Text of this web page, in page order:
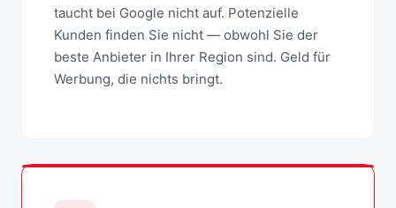
taucht bei Google nicht auf. Potenzielle
Kunden finden Sie nicht — obwohl Sie der
beste Anbieter in Ihrer Region sind. Geld für
Werbung, die nichts bringt.